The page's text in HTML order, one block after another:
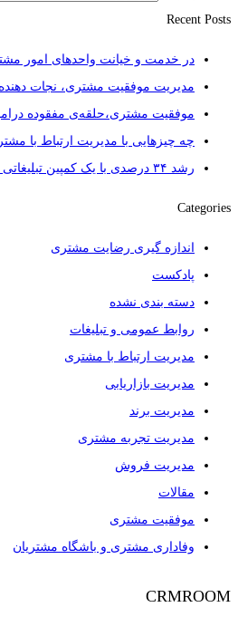
Recent Posts
در خدمت و خیانت واحدهای امور
مدیریت موفقیت مشتری، نجات
موفقیت مشتری،حلقه‌ی مفقوده
چه چیزهایی با مدیریت ارتباط با
رشد ۳۴ درصدی با یک کمپین تبلیغاتی ارزان قیمت
Categories
اندازه گیری رضایت مشتری
پادکست
دسته بندی نشده
روابط عمومی و تبلیغات
مدیریت ارتباط با مشتری
مدیریت بازاریابی
مدیریت برند
مدیریت تجربه مشتری
مدیریت فروش
مقالات
موفقیت مشتری
وفاداری مشتری و باشگاه مشتریان
CRMROOM